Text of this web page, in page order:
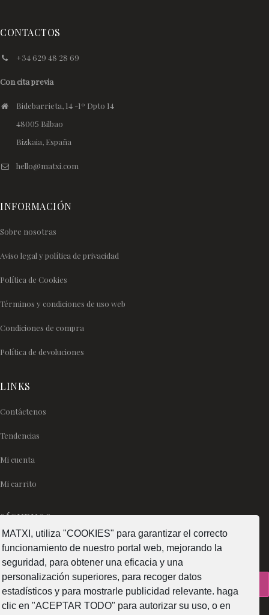
MATXI, utiliza "COOKIES" para garantizar el correcto
funcionamiento de nuestro portal web, mejorando la
seguridad, para obtener una eficacia y una
personalización superiores, para recoger datos
estadísticos y para mostrarle publicidad relevante. haga
clic en "ACEPTAR TODO" para autorizar su uso, o en
CONTACTOS
+34 629 48 28 69
Con cita previa
Bidebarrieta, 14 -1º Dpto 14
48005 Bilbao
Bizkaia, España
hello@matxi.com
INFORMACIÓN
Sobre nosotras
Aviso legal y política de privacidad
Política de Cookies
Términos y condiciones de uso web
Condiciones de compra
Política de devoluciones
LINKS
Contáctenos
Tendencias
Mi cuenta
Mi carrito
SÍGUENOS
¿Como fabricamos?